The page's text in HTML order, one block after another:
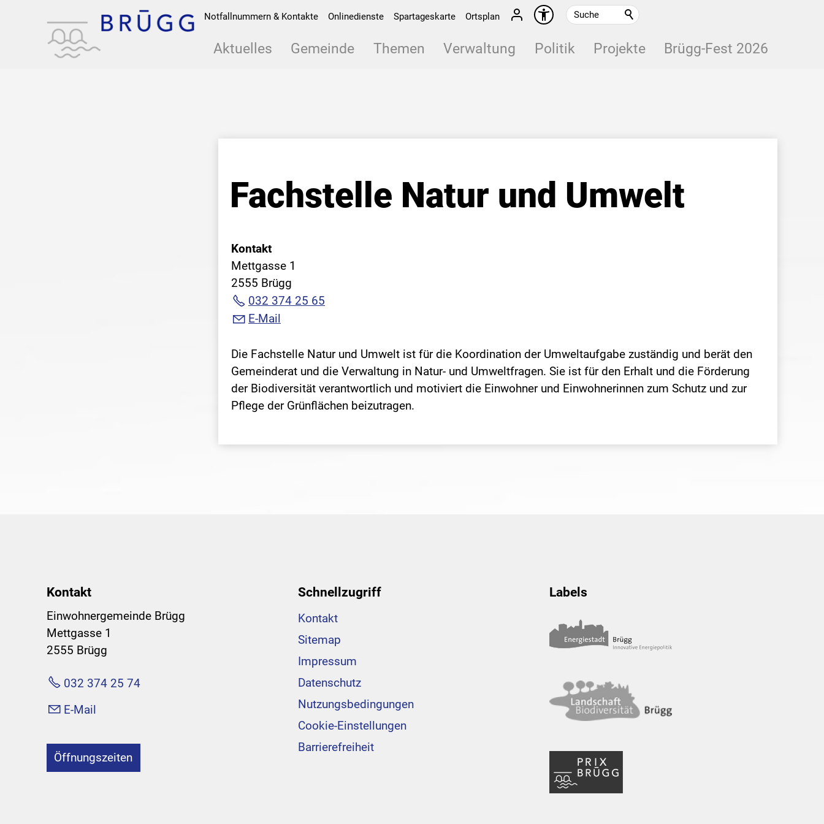
Notfallnummern & Kontakte Onlinedienste Spartageskarte Ortsplan
Aktuelles Gemeinde Themen Verwaltung Politik Projekte Brügg-Fest 2026
Fachstelle Natur und Umwelt
Kontakt
Mettgasse 1
2555 Brügg
032 374 25 65
E-Mail
Die Fachstelle Natur und Umwelt ist für die Koordination der Umweltaufgabe zuständig und berät den
Gemeinderat und die Verwaltung in Natur- und Umweltfragen. Sie ist für den Erhalt und die Förderung
der Biodiversität verantwortlich und motiviert die Einwohner und Einwohnerinnen zum Schutz und zur
Pflege der Grünflächen beizutragen.
Kontakt
Einwohnergemeinde Brügg
Mettgasse 1
2555 Brügg
032 374 25 74
E-Mail
Öffnungszeiten
Schnellzugriff
Kontakt
Sitemap
Impressum
Datenschutz
Nutzungsbedingungen
Cookie-Einstellungen
Barrierefreiheit
Labels